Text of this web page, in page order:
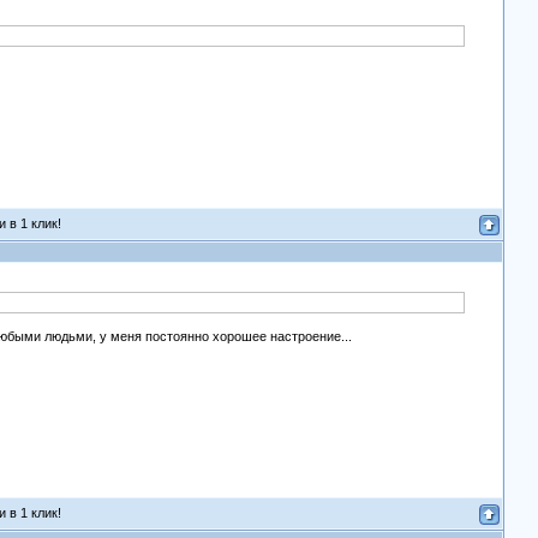
в 1 клик!
людьми, у меня постоянно хорошее настроение...
в 1 клик!